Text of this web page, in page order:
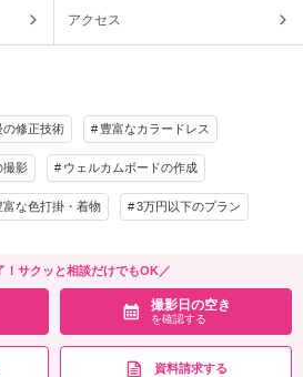
アクセス
の修正技術 豊富なカラードレス
撮影 ウェルカムボードの作成
富な色打掛・着物 3万円以下のプラン
！サクッと相談だけでもOK／
撮影日の空き
を確認する
資料請求する